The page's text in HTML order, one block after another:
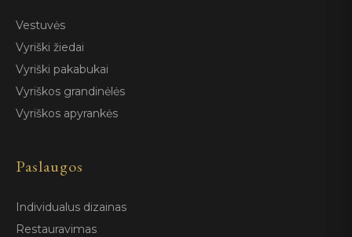
Vestuvės
Vyriški žiedai
Vyriški pakabukai
Vyriškos grandinėlės
Vyriškos apyrankės
Paslaugos
Individualus dizainas
Restauravimas